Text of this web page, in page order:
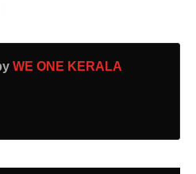
WE ONE KERALA